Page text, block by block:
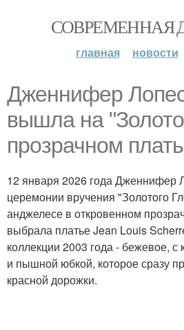
СОВРЕМЕННАЯ
главная новости
Дженнифер
вышла на
прозрачном
12 января 2026 года Дженнифер
церемонии вручения "Золотого
анджелесе в откровенном
выбрала платье Jean Louis
коллекции 2003 года - бежевое,
и пышной юбкой, которое сразу
красной дорожки.